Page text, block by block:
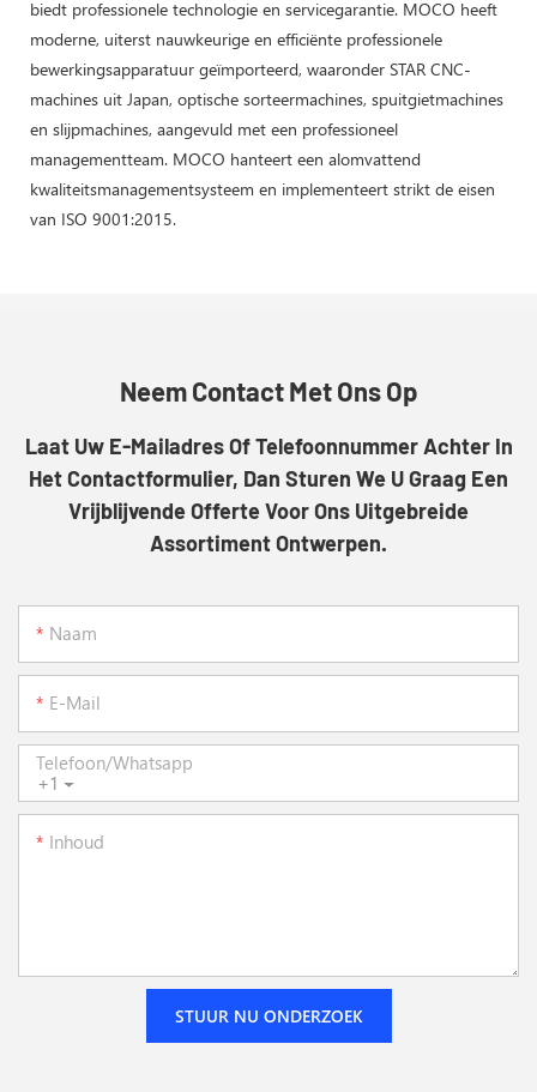
biedt professionele technologie en servicegarantie. MOCO heeft
moderne, uiterst nauwkeurige en efficiënte professionele
bewerkingsapparatuur geïmporteerd, waaronder STAR CNC-
machines uit Japan, optische sorteermachines, spuitgietmachines
en slijpmachines, aangevuld met een professioneel
managementteam. MOCO hanteert een alomvattend
kwaliteitsmanagementsysteem en implementeert strikt de eisen
van ISO 9001:2015.
Neem Contact Met Ons Op
Laat Uw E-Mailadres Of Telefoonnummer Achter In
Het Contactformulier, Dan Sturen We U Graag Een
Vrijblijvende Offerte Voor Ons Uitgebreide
Assortiment Ontwerpen.
Naam
E-Mail
+1
Telefoon/whatsapp
Inhoud
STUUR NU ONDERZOEK